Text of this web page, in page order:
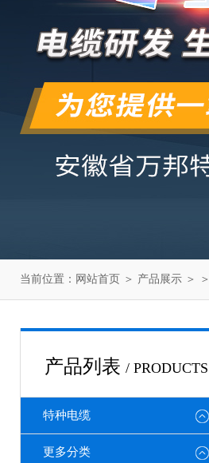
当前位置： 网站首页 ＞ 产品展示 ＞ ＞
产品列表 / PRODUCTS
特种电缆
更多分类